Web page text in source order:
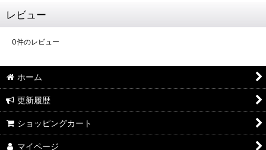
レビュー
0件のレビュー
ホーム
更新履歴
ショッピングカート
マイページ